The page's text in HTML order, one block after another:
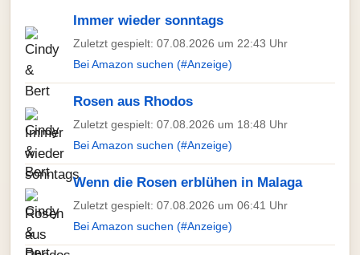
Immer wieder sonntags
Zuletzt gespielt: 07.08.2026 um 22:43 Uhr
Bei Amazon suchen (#Anzeige)
Rosen aus Rhodos
Zuletzt gespielt: 07.08.2026 um 18:48 Uhr
Bei Amazon suchen (#Anzeige)
Wenn die Rosen erblühen in Malaga
Zuletzt gespielt: 07.08.2026 um 06:41 Uhr
Bei Amazon suchen (#Anzeige)